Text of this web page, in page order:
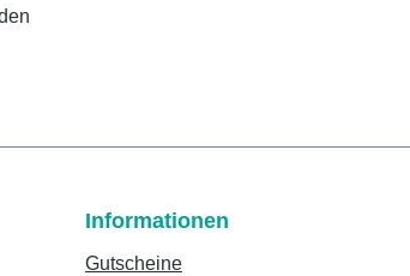
Informationen
Gutscheine